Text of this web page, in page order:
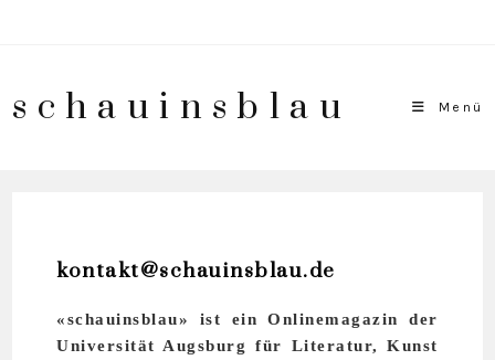
schauinsblau Menü
kontakt@schauinsblau.de
«schauinsblau» ist ein Onlinemagazin der
Universität Augsburg für Literatur, Kunst